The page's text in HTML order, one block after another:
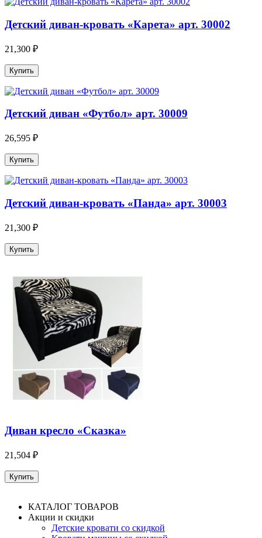
Детский диван-кровать «Карета» арт. 30002
21,300 ₽
Детский диван «Футбол» арт. 30009
26,595 ₽
Детский диван-кровать «Панда» арт. 30003
21,300 ₽
Диван кресло «Сказка»
21,504 ₽
КАТАЛОГ ТОВАРОВ
Акции и скидки
Детские кровати со скидкой